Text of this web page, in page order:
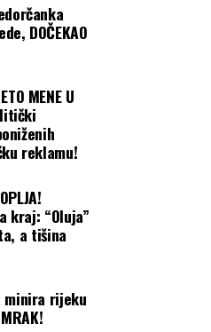
godinama unazad pisao o
pogotovo u vezi sa
što je privuklo i pažnju
lažima i klevetom,
i suočen sa još
DOČEKAO
MENE U
reklamu!
kraj: “Oluja”
a tišina
minira rijeku